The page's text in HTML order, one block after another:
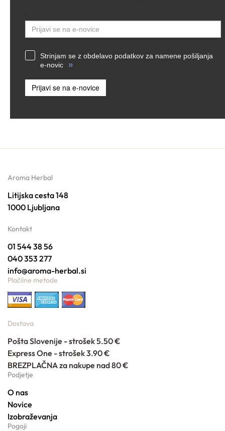
Strinjam se z obdelavo podatkov za namene pošiljanja
e-novic
»
Prijavi se na e-novice
Aroma Herbal
Litijska cesta 148
1000 Ljubljana
Kontakt
01 544 38 56
040 353 277
info@aroma-herbal.si
Plačilne metode
Dostava
Pošta Slovenije - strošek 5.50 €
Express One - strošek 3.90 €
BREZPLAČNA za nakupe nad 80 €
Podjetje
O nas
Novice
Izobraževanja
Pogoji